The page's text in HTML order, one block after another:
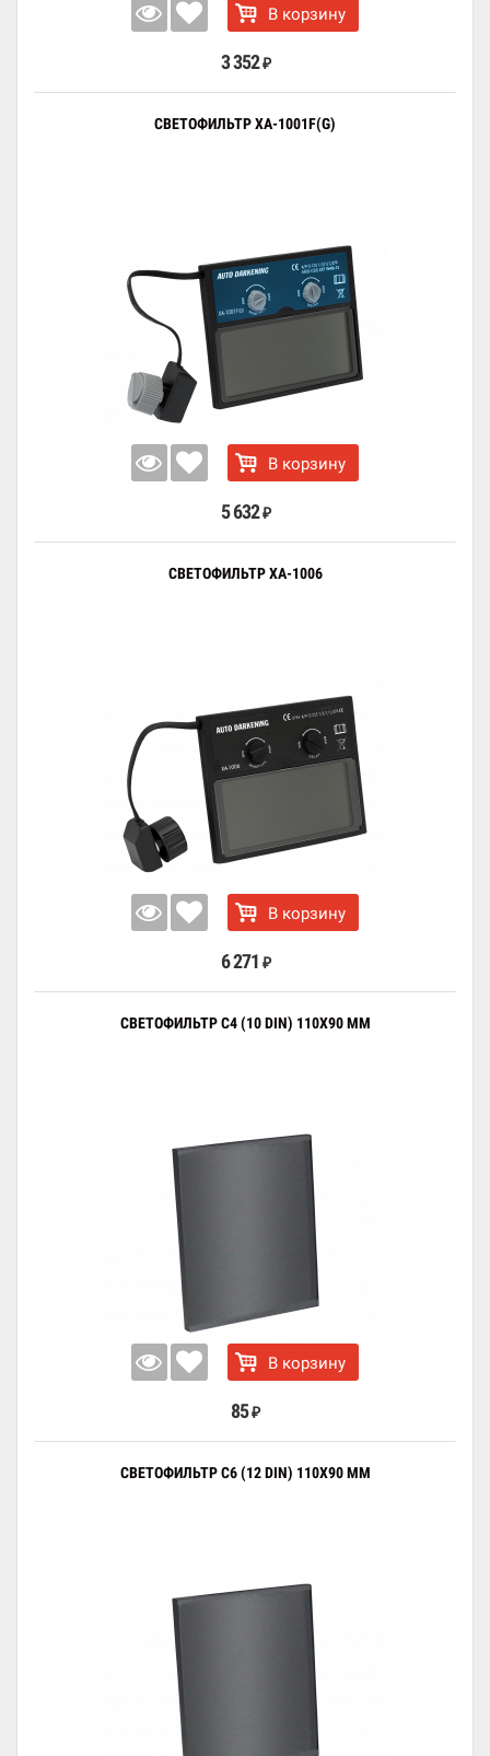
В корзину
3 352 ₽
СВЕТОФИЛЬТР XA-1001F(G)
В корзину
5 632 ₽
СВЕТОФИЛЬТР XA-1006
В корзину
6 271 ₽
СВЕТОФИЛЬТР C4 (10 DIN) 110X90 ММ
В корзину
85 ₽
СВЕТОФИЛЬТР C6 (12 DIN) 110X90 ММ